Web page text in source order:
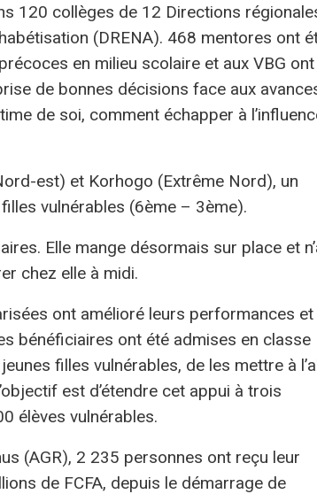
120 collèges de 12 Directions
(DRENA). 468 mentores ont
en milieu scolaire et aux VBG ont
de bonnes décisions face aux
de soi, comment échapper à
est) et Korhogo (Extrême Nord), un
vulnérables (6ème – 3ème).
Elle mange désormais sur place et
chez elle à midi.
ont amélioré leurs performances et
bénéficiaires ont été admises en classe
filles vulnérables, de les mettre à
est d’étendre cet appui à trois
élèves vulnérables.
(AGR), 2 235 personnes ont reçu leur
de FCFA, depuis le démarrage de